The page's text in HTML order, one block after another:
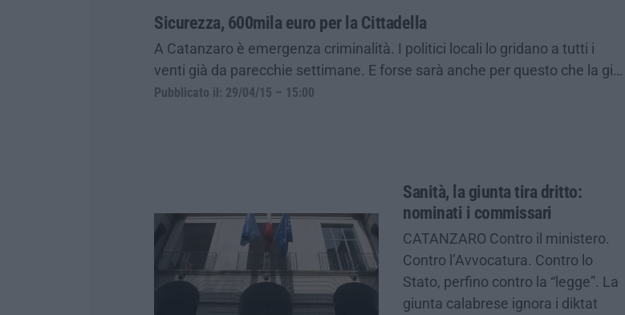
Sicurezza, 600mila euro per la Cittadella
A Catanzaro è emergenza criminalità. I politici locali lo gridano a tutti i
venti già da parecchie settimane. E forse sarà anche per questo che la gi…
Pubblicato il: 29/04/15 – 15:00
Sanità, la giunta tira dritto:
nominati i commissari
CATANZARO Contro il ministero.
Contro l’Avvocatura. Contro lo
Stato, perfino contro la “legge”. La
giunta calabrese ignora i diktat